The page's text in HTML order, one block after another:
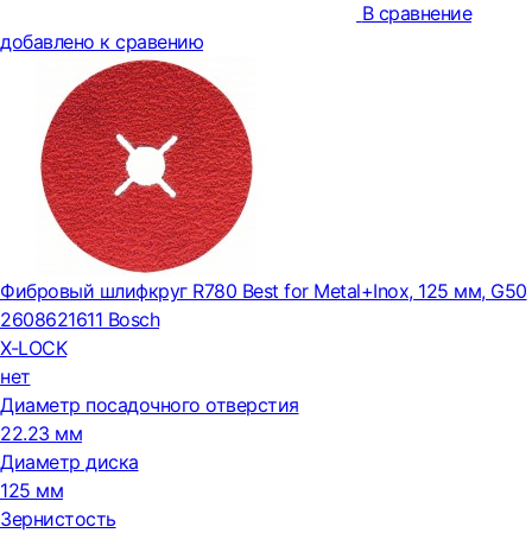
В сравнение
добавлено к сравению
Фибровый шлифкруг R780 Best for Metal+Inox, 125 мм, G50
2608621611 Bosch
X-LOCK
нет
Диаметр посадочного отверстия
22.23 мм
Диаметр диска
125 мм
Зернистость